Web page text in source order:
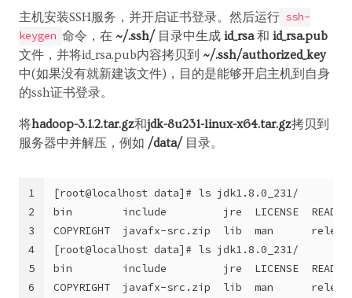
主机安装SSH服务，并开启证书登录。然后运行 ssh-
keygen 命令，在 ~/.ssh/目录中生成 id_rsa和 id_rsa.pub
文件，并将id_rsa.pub内容拷贝到 ~/.ssh/authorized_key
中(如果没有就新建该文件)，目的是能够开启主机到自身
的ssh证书登录。
将hadoop-3.1.2.tar.gz和jdk-8u231-linux-x64.tar.gz拷贝到
服务器中并解压，例如 /data/ 目录。
1
2
3
4
5
6
[root@localhost data]# ls jdk1.8.0_231/
bin        include         jre  LICENSE
COPYRIGHT  javafx-src.zip  lib  man      release
[root@localhost data]# ls jdk1.8.0_231/
bin        include         jre  LICENSE
COPYRIGHT  javafx-src.zip  lib  man      release